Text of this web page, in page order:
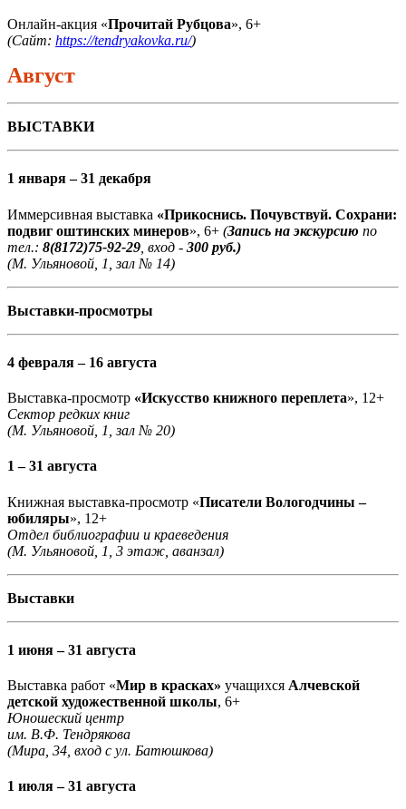
Онлайн-акция «Прочитай Рубцова», 6+
(Сайт: https://tendryakovka.ru/)
Август
ВЫСТАВКИ
1 января – 31 декабря
Иммерсивная выставка «Прикоснись. Почувствуй. Сохрани:
подвиг оштинских минеров», 6+ (Запись на экскурсию по
тел.: 8(8172)75-92-29 , вход - 300 руб.)
(М. Ульяновой, 1, зал № 14)
Выставки-просмотры
4 февраля – 16 августа
Выставка-просмотр «Искусство книжного переплета», 12+
Сектор редких книг
(М. Ульяновой, 1, зал № 20)
1 – 31 августа
Книжная выставка-просмотр «Писатели Вологодчины –
юбиляры», 12+
Отдел библиографии и краеведения
(М. Ульяновой, 1, 3 этаж, аванзал)
Выставки
1 июня – 31 августа
Выставка работ «Мир в красках» учащихся Алчевской
детской художественной школы, 6+
Юношеский центр
им. В.Ф. Тендрякова
(Мира, 34, вход с ул. Батюшкова)
1 июля – 31 августа